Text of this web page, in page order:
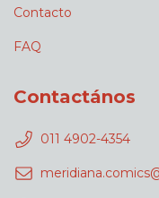
Contacto
FAQ
Contactános
011 4902-4354